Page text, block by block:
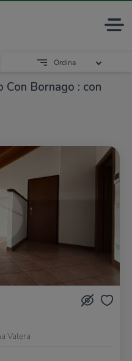
Con Bornago : con
Ordina
Valera